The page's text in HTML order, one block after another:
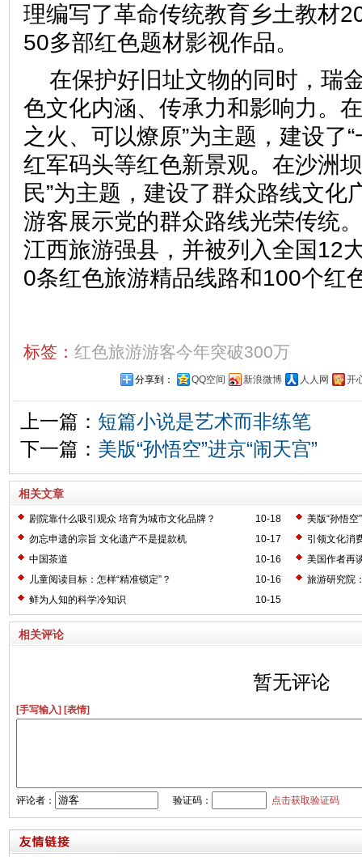
理编写了革命传统教育乡土教材
50多部红色题材影视作品。
在保护好旧址文物的同时，瑞
色文化内涵、传承力和影响力。
之火、可以燎原”为主题，建设了
红军码头等红色新景观。在沙洲
民”为主题，建设了群众路线文化
游客展示党的群众路线光荣传统
江西旅游强县，并被列入全国12
0条红色旅游精品线路和100个红
标签： 红色旅游游客今年突破300万
分享到： QQ空间 新浪微博 人人网 开
上一篇： 短篇小说是艺术而非练笔
下一篇： 美版“孙悟空”进京“闹天宫”
相关文章
10-18
剧院靠什么吸引观众 培育为城市文化品牌？
美版“孙悟空
10-17
勿忘申遗的宗旨 文化遗产不是提款机
引领文化消
10-16
中国茶道
美国作者再
10-16
儿童阅读目标：怎样“精准锁定”？
旅游研究院
10-15
鲜为人知的科学冷知识
相关评论
暂无评论
[手写输入] [表情]
评论者： 验证码： 点击获取验证码